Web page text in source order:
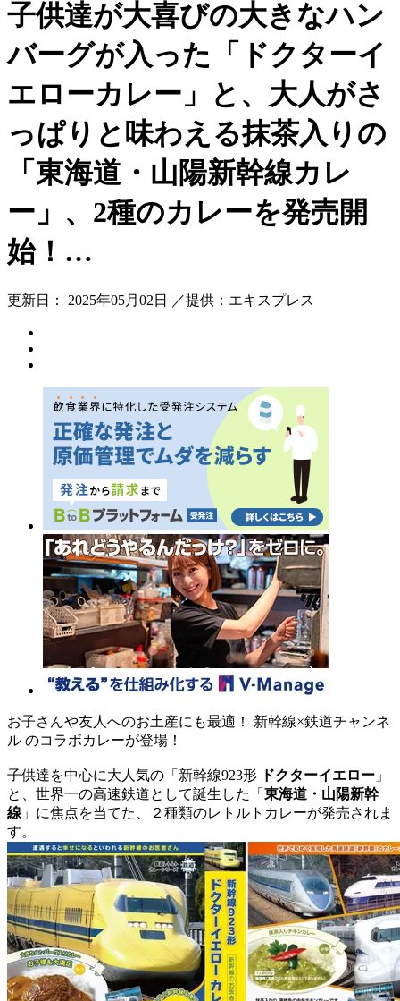
子供達が大喜びの大きなハン
バーグが入った「ドクターイ
エローカレー」と、大人がさ
っぱりと味わえる抹茶入りの
「東海道・山陽新幹線カレ
ー」、2種のカレーを発売開
始！…
更新日： 2025年05月02日 ／提供：エキスプレス
お子さんや友人へのお土産にも最適！ 新幹線×鉄道チャンネ
ル のコラボカレーが登場！
子供達を中心に大人気の「新幹線923形 ドクターイエロー 」
と、世界一の高速鉄道として誕生した「 東海道・山陽新幹
線 」に焦点を当てた、２種類のレトルトカレーが発売されま
す。